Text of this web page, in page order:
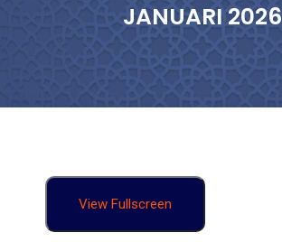
JANUARI 2026
View Fullscreen